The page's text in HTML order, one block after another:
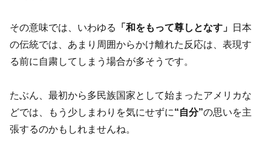
その意味では、いわゆる 「和をもって尊しとなす」 日本
の伝統では、あまり周囲からかけ離れた反応は、表現す
る前に自粛してしまう場合が多そうです。
たぶん、最初から多民族国家として始まったアメリカな
どでは、もう少しまわりを気にせずに“自分”の思いを主
張するのかもしれませんね。